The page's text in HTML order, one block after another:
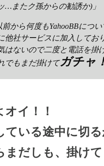
…またク孫からの勧誘か)」
から何度もYahooBBにつ
他社サービスに加入してお
はないので二度と電話を掛
でもまだ掛けてガチャ
イ！！
ている途中に切
まだしも、掛け